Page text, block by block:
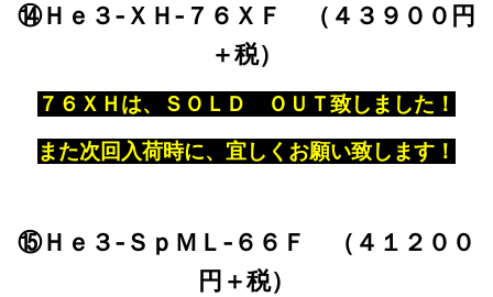
⑭Ｈｅ３‐ＸＨ‐７６ＸＦ （４３９００円
＋税）
７６ＸＨは、ＳＯＬＤ ＯＵＴ致しました！
また次回入荷時に、宜しくお願い致します！
⑮Ｈｅ３‐ＳｐＭＬ‐６６Ｆ （４１２００
円＋税）